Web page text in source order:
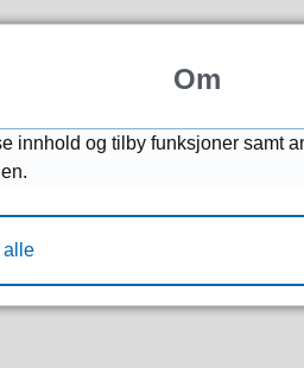
Om
og tilby funksjoner samt
alle